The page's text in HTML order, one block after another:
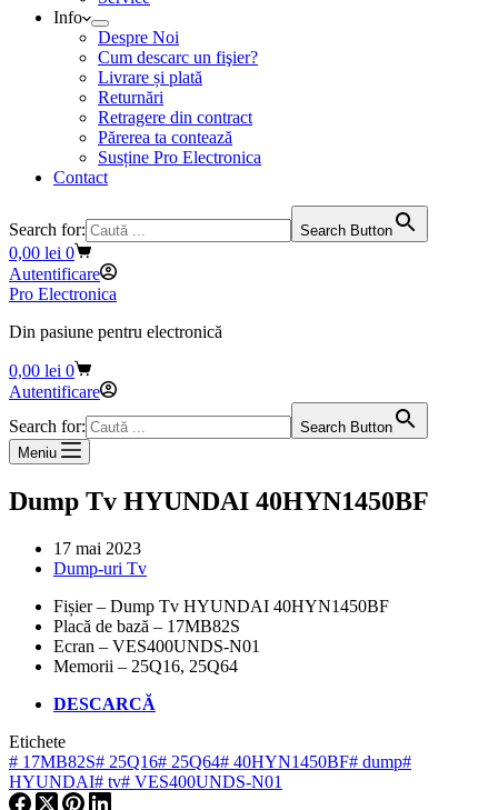
Info
Despre Noi
Cum descarc un fişier?
Livrare și plată
Returnări
Retragere din contract
Părerea ta contează
Susține Pro Electronica
Contact
Search for: Search Button
Coș
de
cumpărături
0,00 lei 0
Autentificare
Pro Electronica
Din pasiune pentru electronică
Coș
de
0,00 lei 0
Autentificare
Search for:
Search Button
Meniu
Dump Tv HYUNDAI 40HYN1450BF
17 mai 2023
Dump-uri Tv
Fișier – Dump Tv HYUNDAI 40HYN1450BF
Placă de bază – 17MB82S
Ecran – VES400UNDS-N01
Memorii – 25Q16, 25Q64
DESCARCĂ
Etichete
# 17MB82S# 25Q16# 25Q64# 40HYN1450BF# dump#
HYUNDAI# tv# VES400UNDS-N01